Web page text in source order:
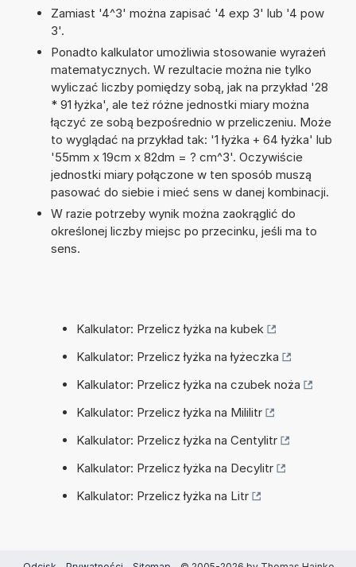
Zamiast '4^3' można zapisać '4 exp 3' lub '4 pow
3'.
Ponadto kalkulator umożliwia stosowanie wyrażeń
matematycznych. W rezultacie można nie tylko
wyliczać liczby pomiędzy sobą, jak na przykład '28
* 91 łyżka', ale też różne jednostki miary można
łączyć ze sobą bezpośrednio w przeliczeniu. Może
to wyglądać na przykład tak: '1 łyżka + 64 łyżka' lub
'55mm x 19cm x 82dm = ? cm^3'. Oczywiście
jednostki miary połączone w ten sposób muszą
pasować do siebie i mieć sens w danej kombinacji.
W razie potrzeby wynik można zaokrąglić do
określonej liczby miejsc po przecinku, jeśli ma to
sens.
Kalkulator: Przelicz łyżka na kubek
Kalkulator: Przelicz łyżka na łyżeczka
Kalkulator: Przelicz łyżka na czubek noża
Kalkulator: Przelicz łyżka na Mililitr
Kalkulator: Przelicz łyżka na Centylitr
Kalkulator: Przelicz łyżka na Decylitr
Kalkulator: Przelicz łyżka na Litr